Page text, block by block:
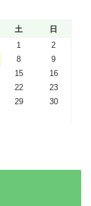
土
日
1
2
8
9
15
16
22
23
29
30